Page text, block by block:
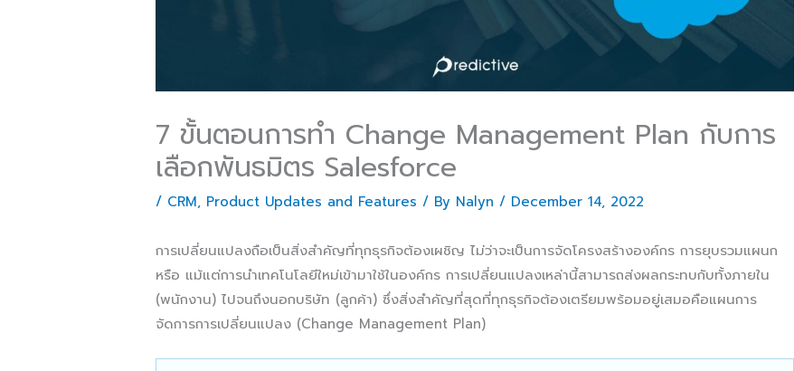
7 ขั้นตอนการทำ Change Management Plan กับการ
เลือกพันธมิตร Salesforce
/ CRM, Product Updates and Features / By Nalyn / December 14, 2022
การเปลี่ยนแปลงถือเป็นสิ่งสำคัญที่ทุกธุรกิจต้องเผชิญ ไม่ว่าจะเป็นการจัดโครงสร้างองค์กร การยุบรวมแผนก
หรือ แม้แต่การนำเทคโนโลยีใหม่เข้ามาใช้ในองค์กร การเปลี่ยนแปลงเหล่านี้สามารถส่งผลกระทบกับทั้งภายใน
(พนักงาน) ไปจนถึงนอกบริษัท (ลูกค้า) ซึ่งสิ่งสำคัญที่สุดที่ทุกธุรกิจต้องเตรียมพร้อมอยู่เสมอคือแผนการ
จัดการการเปลี่ยนแปลง (Change Management Plan)